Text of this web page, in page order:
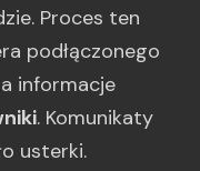
Proces ten
podłączonego
informacje
. Komunikaty
usterki.